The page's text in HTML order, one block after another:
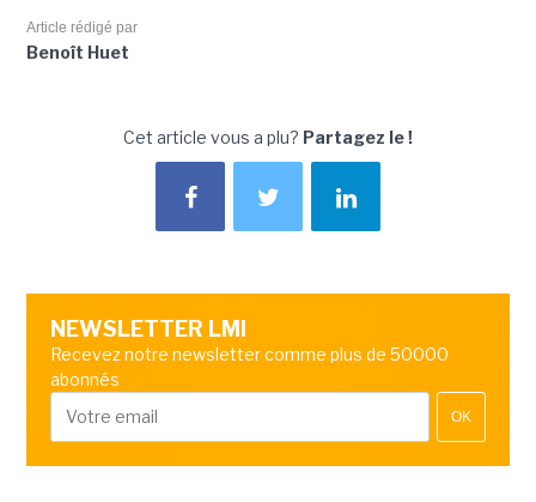
Article rédigé par
Benoît Huet
Cet article vous a plu? Partagez le !
NEWSLETTER LMI
Recevez notre newsletter comme plus de 50000
abonnés
OK